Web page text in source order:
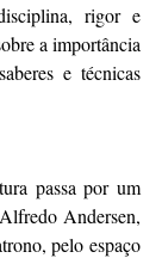
rigor e
a importância
e técnicas
passa por um
Andersen,
pelo espaço